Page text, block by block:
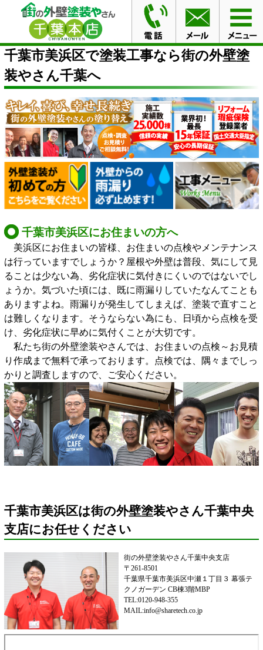
HOME
千葉市美浜区で塗装工事なら街の外壁塗装やさん
千葉へ
千葉市美浜区で塗装工事なら街の外壁塗
装やさん千葉へ
千葉市美浜区にお住まいの方へ
美浜区にお住まいの皆様、お住まいの点検やメンテナンス
は行っていますでしょうか？屋根や外壁は普段、気にして見
ることは少ない為、劣化症状に気付きにくいのではないでし
ょうか。気づいた頃には、既に雨漏りしていたなんてことも
ありますよね。雨漏りが発生してしまえば、塗装で直すこと
は難しくなります。そうならない為にも、日頃から点検を受
け、劣化症状に早めに気付くことが大切です。
私たち街の外壁塗装やさんでは、お住まいの点検～お見積
り作成まで無料で承っております。点検では、隅々までしっ
かりと調査しますので、ご安心ください。
千葉市美浜区は街の外壁塗装やさん千葉中央
支店にお任せください
街の外壁塗装やさん千葉中央支店
〒261-8501
千葉県千葉市美浜区中瀬１丁目３ 幕張テ
クノガーデン CB棟3階MBP
TEL:0120-948-355
MAIL:info@sharetech.co.jp